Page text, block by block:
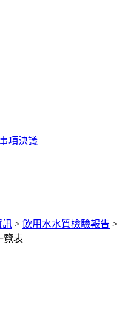
項決議
訊 > 飲用水水質檢驗報告 >
覽表